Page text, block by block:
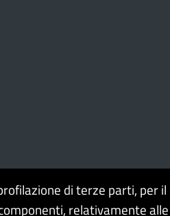
di terze parti, per il
relativamente alle